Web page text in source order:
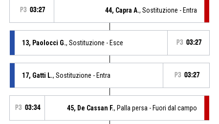
P3 03:27 44, Capra A., Sostituzione - Entra
13, Paolocci G., Sostituzione - Esce P3 03:27
17, Gatti L., Sostituzione - Entra P3 03:27
P3 03:34 45, De Cassan F., Palla persa - Fuori dal campo